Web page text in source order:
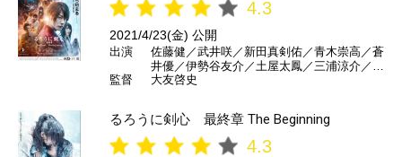
4.3
2021/4/23(金) 公開
出演
佐藤健／武井咲／新田真剣佑／青木崇高／蒼
井優／伊勢谷友介／土屋太鳳／三浦涼介／音
尾琢真／鶴見辰吾／中原丈雄／北村一輝／有
監督 大友啓史
るろうに剣心 最終章 The Beginning
4.3